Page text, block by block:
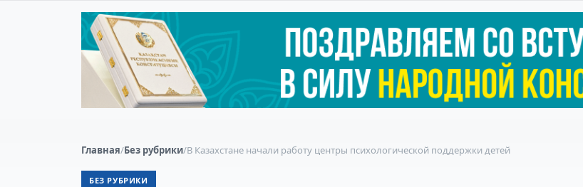
Главная/Без рубрики/В Казахстане начали работу центры психологической поддержки детей
БЕЗ РУБРИКИ